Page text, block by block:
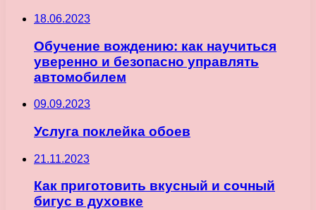
18.06.2023
Обучение вождению: как научиться
уверенно и безопасно управлять
автомобилем
09.09.2023
Услуга поклейка обоев
21.11.2023
Как приготовить вкусный и сочный
бигус в духовке